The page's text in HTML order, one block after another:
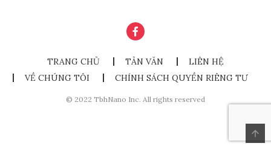
TRANG CHỦ TẢN VĂN
LIÊN HỆ
VỀ CHÚNG TÔI
CHÍNH SÁCH QUYỀN RIÊNG TƯ
© 2022 TbhNano Inc. All rights reserved